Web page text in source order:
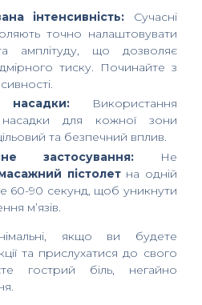
інтенсивність: Сучасні
точно налаштовувати
амплітуду, що дозволяє
тиску. Починайте з
насадки:Використання
насадки для кожної зони
та безпечний вплив.
застосування:Не
пістолетна одній
60-90 секунд, щоб уникнути
м’язів.
якщо ви будете
та прислухатися до свого
гострий біль, негайно